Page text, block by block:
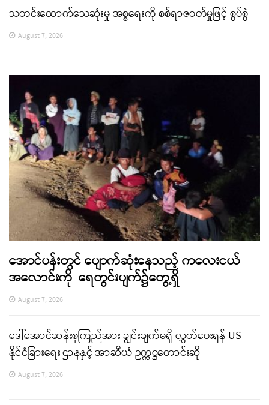
သတင်းထောက်သေဆုံးမှု အစ္စရေးကို စစ်ရာဇဝတ်မှုဖြင့် စွပ်စွဲ
August 7, 2026
အောင်ပန်းတွင် ပျောက်ဆုံးနေသည့် ကလေးငယ်
အလောင်းကို ရေတွင်းပျက်၌တွေ့ရှိ
August 7, 2026
ဒေါ်အောင်ဆန်းစုကြည်အား ချွင်းချက်မရှိ လွှတ်ပေးရန် US
နိုင်ငံခြားရေး ဌာနနှင့် အာဆီယံ ဥက္ကဋ္ဌတောင်းဆို
August 7, 2026